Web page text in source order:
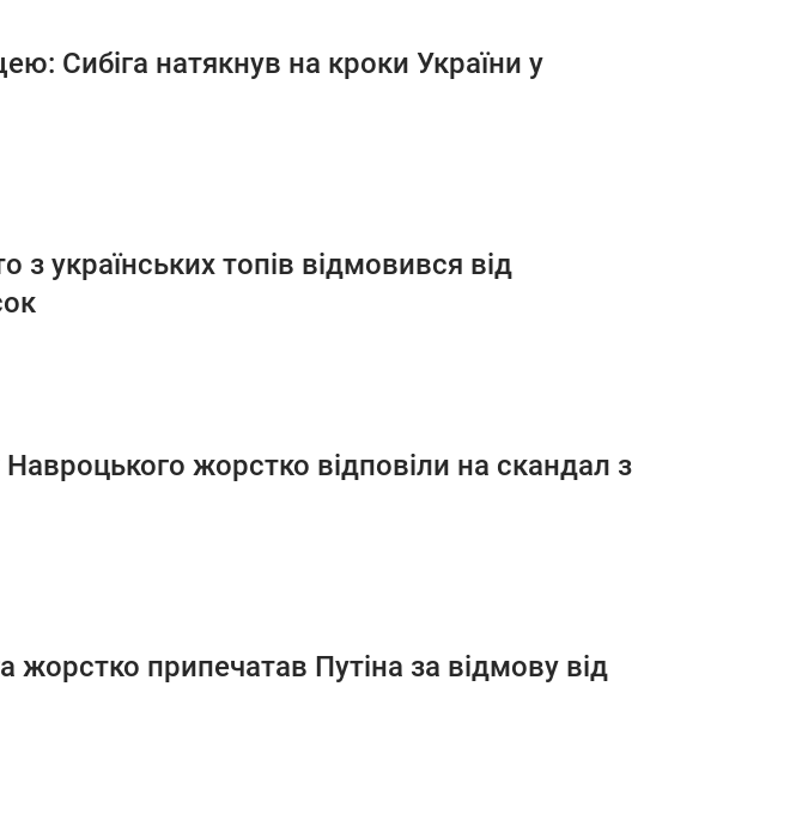
Сибіга натякнув на кроки України у
з українських топів відмовився від
жорстко відповіли на скандал з
жорстко припечатав Путіна за відмову від